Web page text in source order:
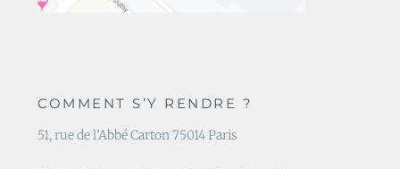
COMMENT S’Y RENDRE ?
51, rue de l’Abbé Carton 75014 Paris